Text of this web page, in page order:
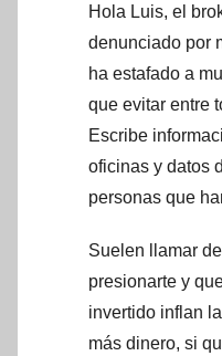
Hola Luis, el
denunciado por
ha estafado a
que evitar entre
Escribe
oficinas y datos
personas que
Suelen llamar
presionarte y
invertido inflan
más dinero, si